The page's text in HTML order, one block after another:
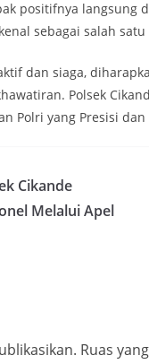
positifnya langsung
sebagai salah
dan siaga,
Polsek
Polri yang Presisi
Cikande
Melalui Apel
Ruas